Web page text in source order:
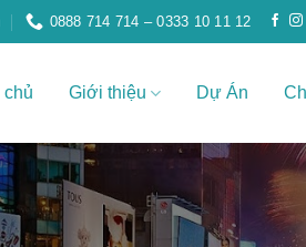
0888 714 714 – 0333 10 11 12
chủ Giới thiệu Dự Án